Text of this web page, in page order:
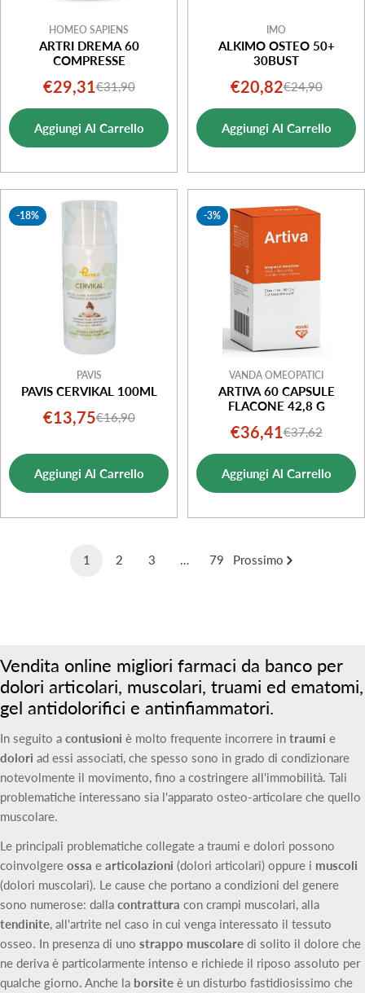
HOMEO SAPIENS
ARTRI DREMA 60
COMPRESSE
Prezzo
di
vendita
€29,31Prezzo
normale
€31,90
Aggiungi Al Carrello
IMO
ALKIMO OSTEO 50+
30BUST
Prezzo
di
vendita
€20,82Prezzo
normale
€24,90
Aggiungi Al Carrello
-18%
PAVIS
PAVIS CERVIKAL 100ML
Prezzo
vendita
€13,75Prezzo
€16,90
Aggiungi Al Carrello
-3%
VANDA OMEOPATICI
ARTIVA 60 CAPSULE
FLACONE 42,8 G
Prezzo
di
vendita
€36,41Prezzo
normale
€37,62
Aggiungi Al Carrello
1 2 3 … 79 Prossimo
Vendita online migliori farmaci da banco per
dolori articolari, muscolari, truami ed ematomi,
gel antidolorifici e antinfiammatori.
In seguito a contusioni è molto frequente incorrere in traumi e
dolori ad essi associati, che spesso sono in grado di condizionare
notevolmente il movimento, fino a costringere all'immobilità. Tali
problematiche interessano sia l'apparato osteo-articolare che quello
muscolare.
Le principali problematiche collegate a traumi e dolori possono
coinvolgere ossa e articolazioni (dolori articolari) oppure i muscoli
(dolori muscolari). Le cause che portano a condizioni del genere
sono numerose: dalla contrattura con crampi muscolari, alla
tendinite, all'artrite nel caso in cui venga interessato il tessuto
osseo. In presenza di uno strappo muscolare di solito il dolore che
ne deriva è particolarmente intenso e richiede il riposo assoluto per
qualche giorno. Anche la borsite è un disturbo fastidiosissimo che